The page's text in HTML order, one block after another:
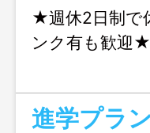
★週休2日制で
ンク有も歓迎
進学プラ